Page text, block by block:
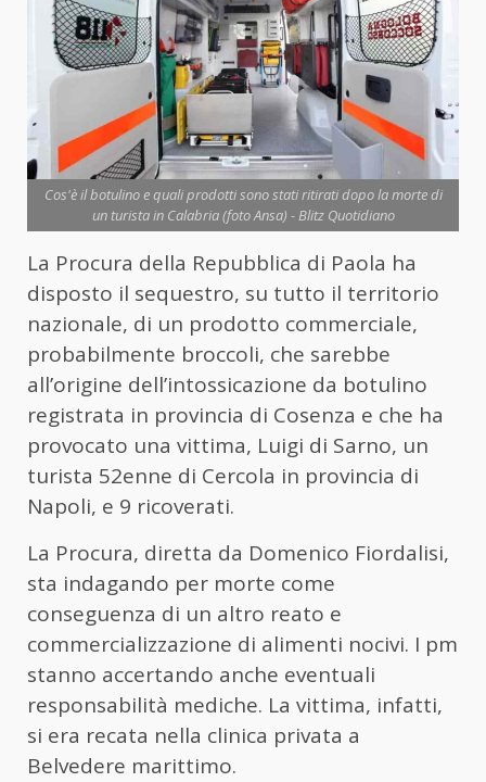
Cos'è il botulino e quali prodotti sono stati ritirati dopo la morte di
un turista in Calabria (foto Ansa) - Blitz Quotidiano
La Procura della Repubblica di Paola ha
disposto il sequestro, su tutto il territorio
nazionale, di un prodotto commerciale,
probabilmente broccoli, che sarebbe
all’origine dell’intossicazione da botulino
registrata in provincia di Cosenza e che ha
provocato una vittima, Luigi di Sarno, un
turista 52enne di Cercola in provincia di
Napoli, e 9 ricoverati.
La Procura, diretta da Domenico Fiordalisi,
sta indagando per morte come
conseguenza di un altro reato e
commercializzazione di alimenti nocivi. I pm
stanno accertando anche eventuali
responsabilità mediche. La vittima, infatti,
si era recata nella clinica privata a
Belvedere marittimo.